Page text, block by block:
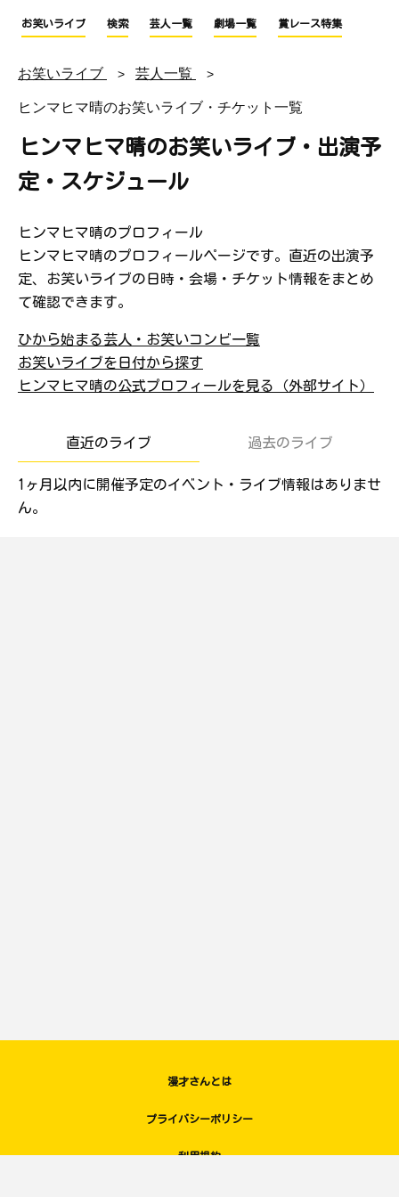
お笑いライブ 検索 芸人一覧 劇場一覧 賞レース特集
お笑いライブ 芸人一覧
ヒンマヒマ晴のお笑いライブ・チケット一覧
ヒンマヒマ晴のお笑いライブ・出演予
定・スケジュール
ヒンマヒマ晴のプロフィール
ヒンマヒマ晴のプロフィールページです。直近の出演予
定、お笑いライブの日時・会場・チケット情報をまとめ
て確認できます。
ひから始まる芸人・お笑いコンビ一覧
お笑いライブを日付から探す
ヒンマヒマ晴の公式プロフィールを見る（外部サイト）
直近のライブ 過去のライブ
1ヶ月以内に開催予定のイベント・ライブ情報はありませ
ん。
漫才さんとは
プライバシーポリシー
利用規約